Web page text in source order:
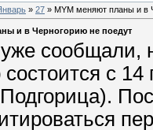
» 27 » MYM меняют планы и в
и в Черногорию не поедут
сообщали,
состоится с